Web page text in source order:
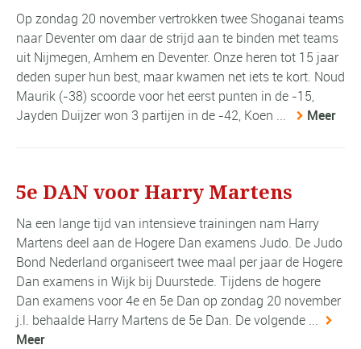
Op zondag 20 november vertrokken twee Shoganai teams
naar Deventer om daar de strijd aan te binden met teams
uit Nijmegen, Arnhem en Deventer. Onze heren tot 15 jaar
deden super hun best, maar kwamen net iets te kort. Noud
Maurik (-38) scoorde voor het eerst punten in de -15,
Jayden Duijzer won 3 partijen in de -42, Koen ...
Meer
5e DAN voor Harry Martens
Na een lange tijd van intensieve trainingen nam Harry
Martens deel aan de Hogere Dan examens Judo. De Judo
Bond Nederland organiseert twee maal per jaar de Hogere
Dan examens in Wijk bij Duurstede. Tijdens de hogere
Dan examens voor 4e en 5e Dan op zondag 20 november
j.l. behaalde Harry Martens de 5e Dan. De volgende ...
Meer